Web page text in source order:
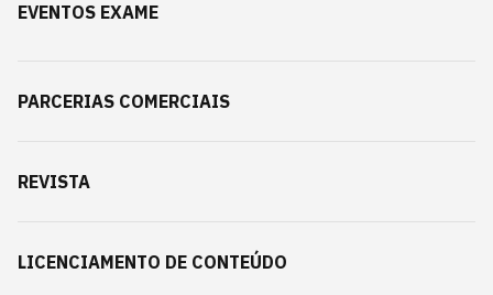
EVENTOS EXAME
PARCERIAS COMERCIAIS
REVISTA
LICENCIAMENTO DE CONTEÚDO